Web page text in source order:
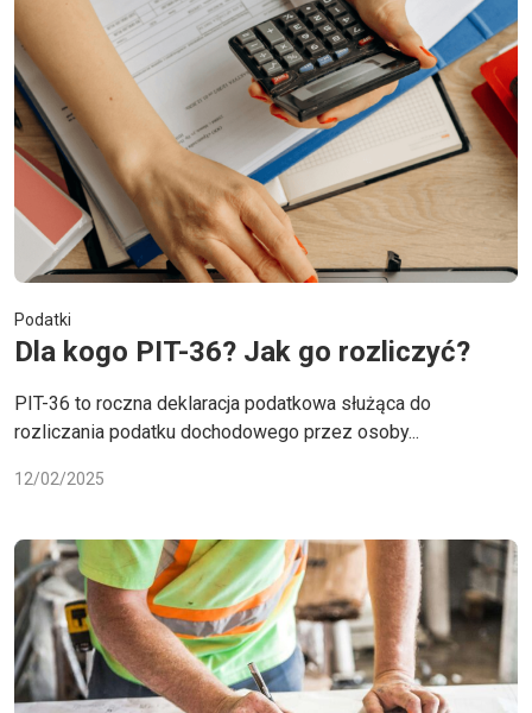
Podatki
Dla kogo PIT-36? Jak go rozliczyć?
PIT-36 to roczna deklaracja podatkowa służąca do
rozliczania podatku dochodowego przez osoby...
12/02/2025